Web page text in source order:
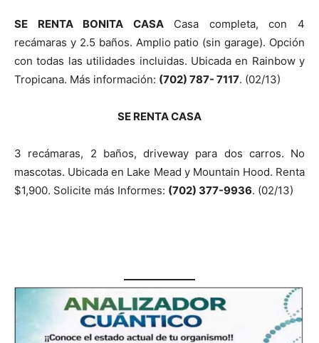
SE RENTA BONITA CASACasa completa, con 4
recámaras y 2.5 baños. Amplio patio (sin garage). Opción
con todas las utilidades incluidas. Ubicada en Rainbow y
Tropicana. Más información: (702) 787- 7117. (02/13)
SE RENTA CASA
3 recámaras, 2 baños, driveway para dos carros. No
mascotas. Ubicada en Lake Mead y Mountain Hood. Renta
$1,900. Solicite más Informes: (702) 377-9936. (02/13)